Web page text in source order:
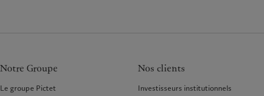
Notre Groupe
Le groupe Pictet
Nos clients
Investisseurs institutionnels